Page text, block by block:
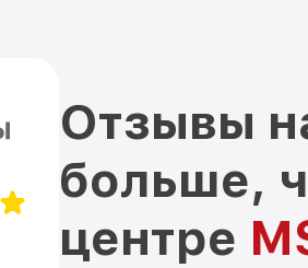
Отзывы
больше,
центре